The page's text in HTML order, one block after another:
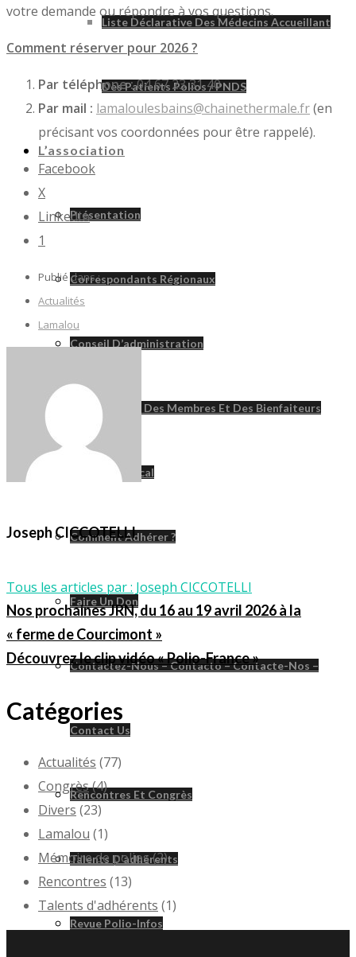
Liste Déclarative Des Médecins Accueillant
Des Patients Polios / PNDS
L’association
Présentation
Correspondants Régionaux
Conseil D’administration
Cartographie Des Membres Et Des Bienfaiteurs
Comité Médical
Comment Adhérer ?
Faire Un Don
Contactez-Nous – Contacto – Contacte-Nos –
Contact Us
Rencontres Et Congrès
Talents D’adhérents
Revue Polio-Infos
votre demande ou répondre à vos questions.
Comment réserver pour 2026 ?
Par téléphone :04 67 23 31 40
Par mail : lamaloulesbains@chainethermale.fr(en
précisant vos coordonnées pour être rappelé).
Facebook
X
LinkedIn
1
Publié dans :
Actualités
Lamalou
Joseph CICCOTELLI
Tous les articles par : Joseph CICCOTELLI
Nos prochaines JRN, du 16 au 19 avril 2026 à la
« ferme de Courcimont »
Découvrez le clip vidéo « Polio-France »
Catégories
Actualités (77)
Congrès(4)
Divers (23)
Lamalou (1)
Mémoire de polios(2)
Rencontres (13)
Talents d'adhérents (1)